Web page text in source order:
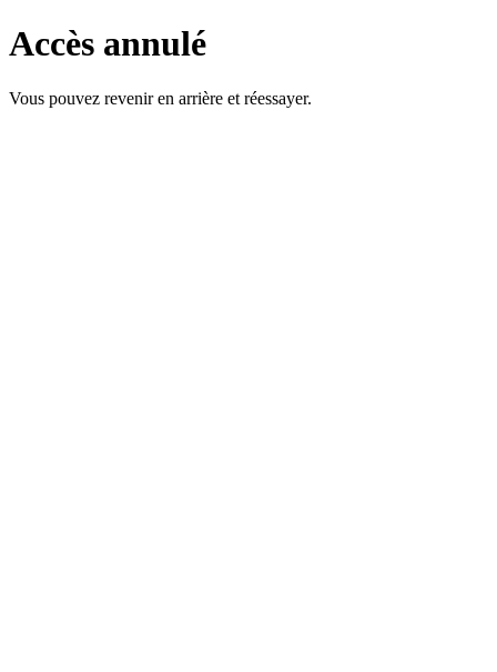
Accès annulé
Vous pouvez revenir en arrière et réessayer.